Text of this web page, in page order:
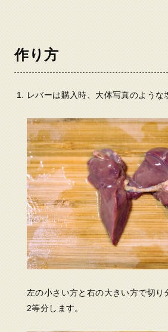
作り方
レバーは購入時、大体写真のような
左の小さい方と右の大きい方で切り
2等分します。